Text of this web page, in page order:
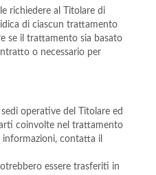
richiedere al Titolare di
di ciascun trattamento
se il trattamento sia basato
o necessario per
operative del Titolare ed
coinvolte nel trattamento
informazioni, contatta il
essere trasferiti in